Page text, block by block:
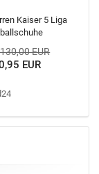
Kaiser 5 Liga
EUR
EUR